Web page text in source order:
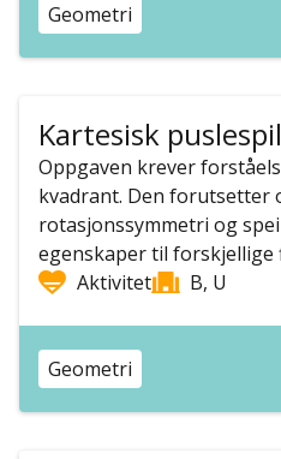
Geometri
Kartesisk
Oppgaven krever
kvadrant. Den forutsetter
rotasjonssymmetri og
egenskaper til forskjellige
Aktivitet
B, U
Geometri